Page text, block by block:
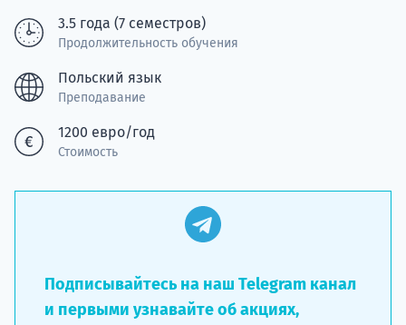
3.5 года (7 семестров)
Продолжительность обучения
Польский язык
Преподавание
1200 евро/год
Стоимость
Подписывайтесь на наш Telegram канал
и первыми узнавайте об акциях,